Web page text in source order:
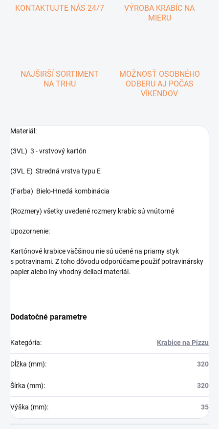
KONTAKTUJTE NÁS 24/7
VÝROBA KRABÍC NA
MIERU
NAJŠIRŠÍ SORTIMENT
NA TRHU
MOŽNOSŤ OSOBNÉHO
ODBERU AJ POČAS
VÍKENDOV
Materiál:
(3VL) 3 - vrstvový kartón
(3VL E) Stredná vrstva typu E
(Farba) Bielo-Hnedá kombinácia
(Rozmery) všetky uvedené rozmery krabíc sú vnútorné
Upozornenie:
Kartónové krabice väčšinou nie sú učené na priamy styk
s potravinami. Z toho dôvodu odporúčame použiť potravinársky
papier alebo iný vhodný deliaci materiál.
Dodatočné parametre
Kategória: Krabice na Pizzu
Dĺžka (mm): 320
Šírka (mm): 320
Výška (mm): 35